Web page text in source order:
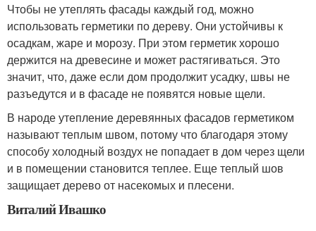
Чтобы не утеплять фасады каждый год, можно
использовать герметики по дереву. Они устойчивы к
осадкам, жаре и морозу. При этом герметик хорошо
держится на древесине и может растягиваться. Это
значит, что, даже если дом продолжит усадку, швы не
разъедутся и в фасаде не появятся новые щели.
В народе утепление деревянных фасадов герметиком
называют теплым швом, потому что благодаря этому
способу холодный воздух не попадает в дом через щели
и в помещении становится теплее. Еще теплый шов
защищает дерево от насекомых и плесени.
Виталий Ивашко